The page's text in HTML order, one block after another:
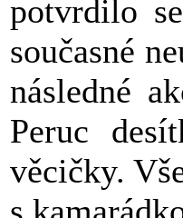
potvrdilo
současné
následné
Peruc
věcičky.